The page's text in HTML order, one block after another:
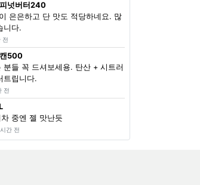
넛버터240
은은하고 단 맛도 적당하네요. 많
니다.
전
500
분들 꼭 드셔보세용. 탄산 + 시트러
트립니다.
전
중엔 젤 맛난듯
간 전